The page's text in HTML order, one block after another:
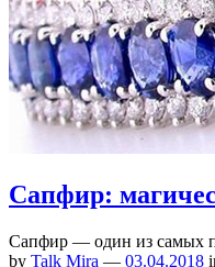
Сапфир:
Сапфир — один из самых
by Talk Mira — 03.04.2018